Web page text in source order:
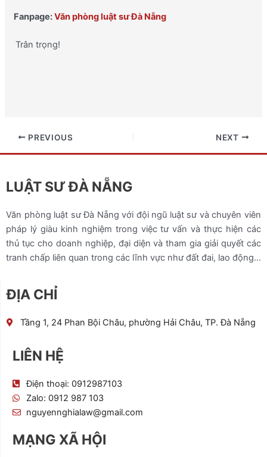
Fanpage:Văn phòng luật sư Đà Nẵng
Trân trọng!
PREVIOUS NEXT
LUẬT SƯ ĐÀ NẴNG
Văn phòng luật sư Đà Nẵng với đội ngũ luật sư và chuyên viên
pháp lý giàu kinh nghiệm trong việc tư vấn và thực hiện các
thủ tục cho doanh nghiệp, đại diện và tham gia giải quyết các
tranh chấp liên quan trong các lĩnh vực như đất đai, lao động…
ĐỊA CHỈ
Tầng 1, 24 Phan Bội Châu, phường Hải Châu, TP. Đà Nẵng
LIÊN HỆ
Điện thoại: 0912987103
Zalo: 0912 987 103
nguyennghialaw@gmail.com
MẠNG XÃ HỘI